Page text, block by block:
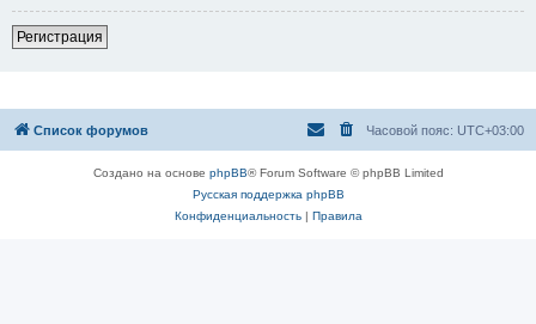
Регистрация
Список форумов Часовой пояс: UTC+03:00
Создано на основе phpBB® Forum Software © phpBB Limited
Русская поддержка phpBB
Конфиденциальность| Правила